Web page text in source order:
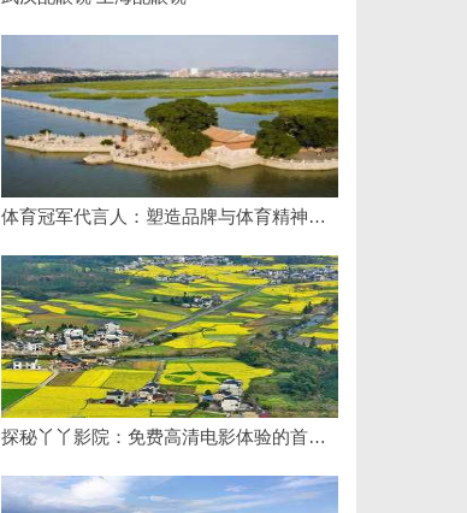
体育冠军代言人：塑造品牌与体育精神的完美结合
探秘丫丫影院：免费高清电影体验的首选平台